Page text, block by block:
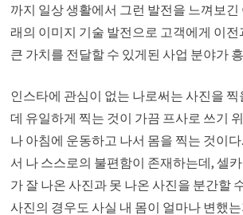
까지 일상 생활에서 그런 발전을 느껴보긴
래의 이미지 기술 발전으로 고객에게 이전
큰 가치를 전달할 수 있게된 사업 분야가
인스타에 관심이 없는 나로써는 사진을 찍
데 유일하게 찍는 것이 가끔 프사로 쓰기
나 아침에 운동하고 나서 몸을 찍는 것이
서 나 스스로의 불편함이 존재하는데, 셀
가 잘 나온 사진과 못 나온 사진을 분간할
사진의 경우도 사실 내 몸이 얼마나 변했